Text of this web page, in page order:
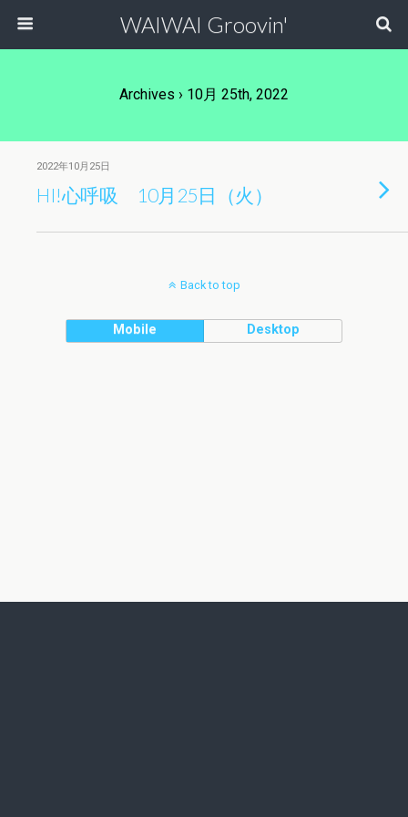
WAIWAI Groovin'
Archives › 10月 25th, 2022
2022年10月25日
HI!心呼吸 10月25日（火）
Back to top
Mobile Desktop